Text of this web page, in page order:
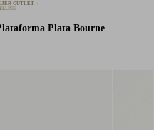
OUTLET
Plata Bourne